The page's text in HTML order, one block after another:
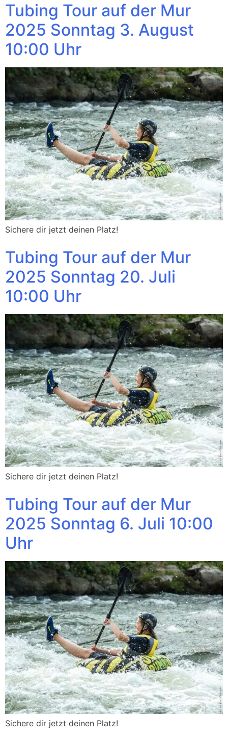
Tubing Tour auf der Mur
2025 Sonntag 3. August
10:00 Uhr
Sichere dir jetzt deinen Platz!
Tubing Tour auf der Mur
2025 Sonntag 20. Juli
10:00 Uhr
Sichere dir jetzt deinen Platz!
Tubing Tour auf der Mur
2025 Sonntag 6. Juli 10:00
Uhr
Sichere dir jetzt deinen Platz!